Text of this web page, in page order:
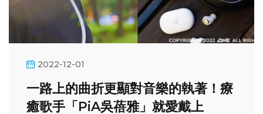
2022-12-01
一路上的曲折更顯對音樂的執著！療
癒歌手「PiA吳蓓雅」就愛戴上